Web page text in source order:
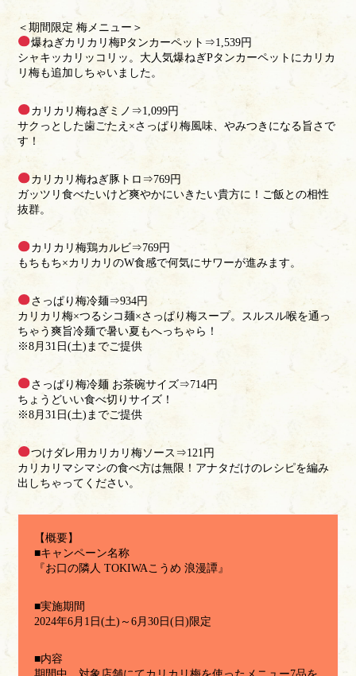
＜期間限定 梅メニュー＞
爆ねぎカリカリ梅Pタンカーペット⇒1,539円
シャキッカリッコリッ。大人気爆ねぎPタンカーペットにカリカ
リ梅も追加しちゃいました。
カリカリ梅ねぎミノ⇒1,099円
サクっとした歯ごたえ×さっぱり梅風味、やみつきになる旨さで
す！
カリカリ梅ねぎ豚トロ⇒769円
ガッツリ食べたいけど爽やかにいきたい貴方に！ご飯との相性
抜群。
カリカリ梅鶏カルビ⇒769円
もちもち×カリカリのW食感で何気にサワーが進みます。
さっぱり梅冷麺⇒934円
カリカリ梅×つるシコ麺×さっぱり梅スープ。スルスル喉を通っ
ちゃう爽旨冷麺で暑い夏もへっちゃら！
※8月31日(土)までご提供
さっぱり梅冷麺 お茶碗サイズ⇒714円
ちょうどいい食べ切りサイズ！
※8月31日(土)までご提供
つけダレ用カリカリ梅ソース⇒121円
カリカリマシマシの食べ方は無限！アナタだけのレシピを編み
出しちゃってください。
【概要】
■キャンペーン名称
『お口の隣人 TOKIWAこうめ 浪漫譚』
■実施期間
2024年6月1日(土)～6月30日(日)限定
■内容